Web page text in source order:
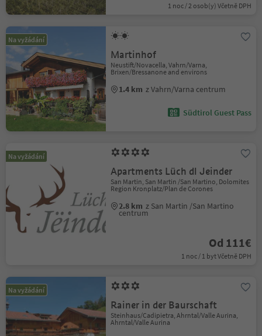
1 noc / 2 osob(y) Včetně DPH
Na vyžádání
Martinhof
Neustift/Novacella, Vahrn/Varna,
Brixen/Bressanone and environs
1.4 km z Vahrn/Varna centrum
Südtirol Guest Pass
Na vyžádání
Apartments Lüch dl Jeinder
San Martin, San Martin /San Martino, Dolomites
Region Kronplatz/Plan de Corones
2.8 km z San Martin /San Martino
centrum
Od 111€
1 noc / 1 byt Včetně DPH
Na vyžádání
Rainer in der Baurschaft
Steinhaus/Cadipietra, Ahrntal/Valle Aurina,
Ahrntal/Valle Aurina